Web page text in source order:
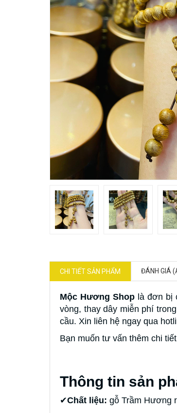
CHI TIẾT SẢN PHẨM ĐÁNH GIÁ
Mộc Hương Shop là đơn bị
vòng, thay dây miễn phí
cầu. Xin liên hệ ngay qua
Bạn muốn tư vấn thêm chi
Thông tin sản
✔Chất liệu: gỗ Trầm Hương